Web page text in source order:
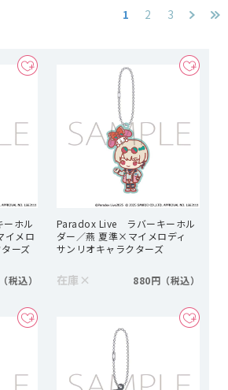
1 2 3
ホル
イメロ
ーズ
Paradox Live ラバーキーホル
ダー／燕 夏準×マイメロディ
サンリオキャラクターズ
在庫 × 880円